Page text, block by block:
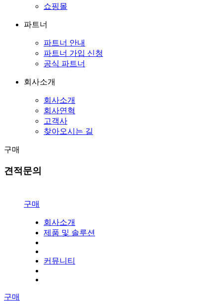
쇼핑몰
파트너
파트너 안내
파트너 가입 신청
공식 파트너
회사소개
회사소개
회사연혁
고객사
찾아오시는 길
구매
견적문의
구매
회사소개
제품 및 솔루션
커뮤니티
구매